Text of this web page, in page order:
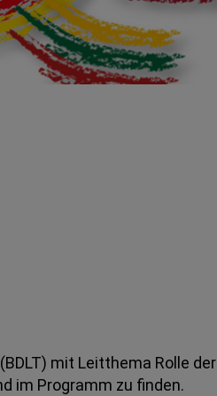
mit Leitthema Rolle der
im Programm zu finden.